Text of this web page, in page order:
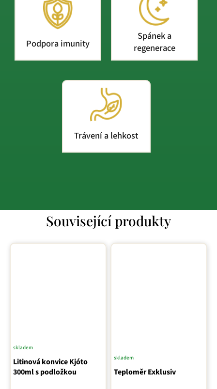
Podpora imunity
Spánek a
regenerace
Trávení a lehkost
Související produkty
Litinová konvice Kjóto
300ml s podložkou
skladem
Teploměr Exklusiv
skladem